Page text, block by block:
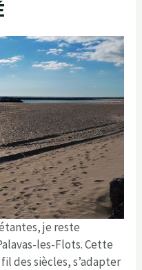
je reste
les-Flots. Cette
des siècles, s’adapter